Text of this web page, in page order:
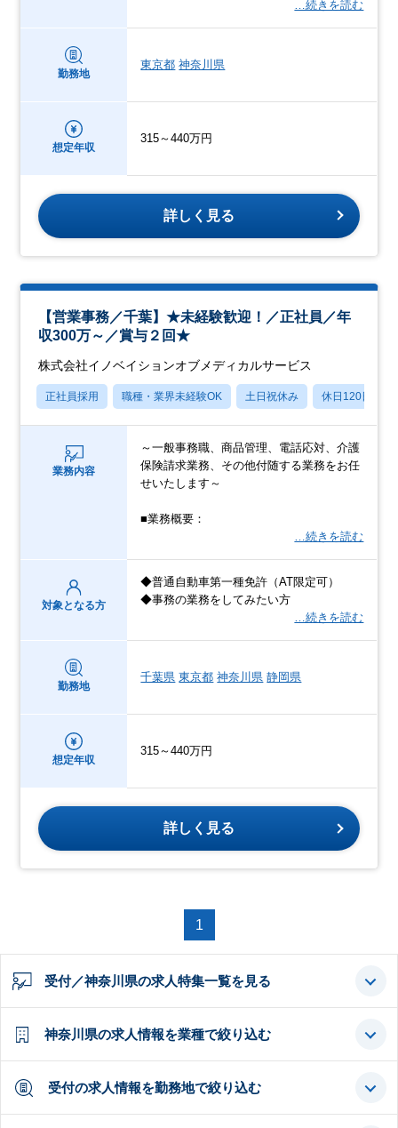
…続きを読む
勤務地
東京都 神奈川県
想定年収
315～440万円
詳しく見る
【営業事務／千葉】★未経験歓迎！／正社員／年
収300万～／賞与２回★
株式会社イノベイションオブメディカルサービス
正社員採用 職種・業界未経験OK 土日祝休み 休日120日以上
業務内容
～一般事務職、商品管理、電話応対、介護
保険請求業務、その他付随する業務をお任
せいたします～
■業務概要：
…続きを読む
対象となる方
◆普通自動車第一種免許（AT限定可）
◆事務の業務をしてみたい方
…続きを読む
勤務地
千葉県 東京都 神奈川県 静岡県
想定年収
315～440万円
詳しく見る
1
受付／神奈川県の求人特集一覧を見る
神奈川県の求人情報を業種で絞り込む
受付の求人情報を勤務地で絞り込む